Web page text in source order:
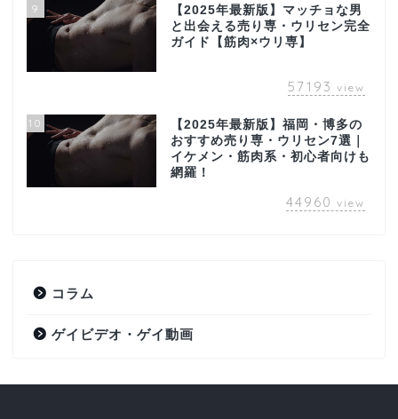
9
【2025年最新版】マッチョな男
と出会える売り専・ウリセン完全
ガイド【筋肉×ウリ専】
57193 view
10
【2025年最新版】福岡・博多の
おすすめ売り専・ウリセン7選｜
イケメン・筋肉系・初心者向けも
網羅！
44960 view
コラム
ゲイビデオ・ゲイ動画